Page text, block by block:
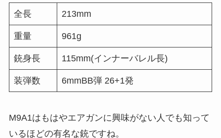
全長 213mm
重量 961g
銃身長 115mm(インナーバレル長)
装弾数 6mmBB弾 26+1発
M9A1はもはやエアガンに興味がない人でも知って
いるほどの有名な銃ですね。